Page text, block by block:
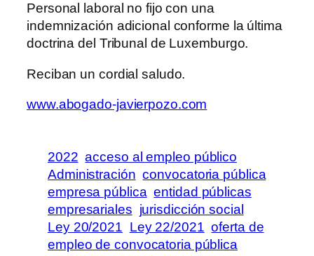
Personal laboral no fijo con una
indemnización adicional conforme la última
doctrina del Tribunal de Luxemburgo.
Reciban un cordial saludo.
www.abogado-javierpozo.com
2022 acceso al empleo público
Administración convocatoria pública
empresa pública entidad públicas
empresariales jurisdicción social
Ley 20/2021 Ley 22/2021 oferta de
empleo de convocatoria pública